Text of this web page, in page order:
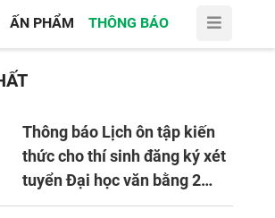
ẤN PHẨM THÔNG BÁO
Thông báo Lịch ôn tập kiến
thức cho thí sinh đăng ký xét
tuyển Đại học văn bằng 2
tuyển mới, mở tại Học viện